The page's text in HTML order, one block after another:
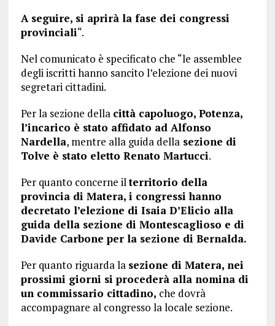
A seguire, si aprirà la fase dei congressi
provinciali“.
Nel comunicato è specificato che “le assemblee
degli iscritti hanno sancito l’elezione dei nuovi
segretari cittadini.
Per la sezione della città capoluogo, Potenza,
l’incarico è stato affidato ad Alfonso
Nardella, mentre alla guida dellasezione di
Tolve è stato eletto Renato Martucci.
Per quanto concerne ilterritorio della
provincia di Matera, i congressi hanno
decretato l’elezione di Isaia D’Elicio alla
guida della sezione di Montescaglioso e di
Davide Carbone per la sezione di Bernalda.
Per quanto riguarda la sezione di Matera, nei
prossimi giorni si procederà alla nomina di
un commissario cittadino, che dovrà
accompagnare al congresso la locale sezione.